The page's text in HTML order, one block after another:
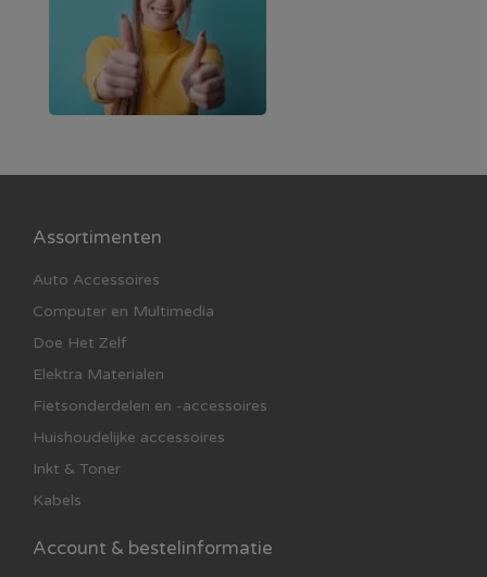
Assortimenten
Auto Accessoires
Computer en Multimedia
Doe Het Zelf
Elektra Materialen
Fietsonderdelen en -accessoires
Huishoudelijke accessoires
Inkt & Toner
Kabels
Account & bestelinformatie